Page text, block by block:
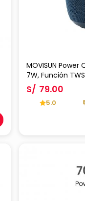
MOVISUN Power
7W, Función
mAh y Hasta 5
S/ 79.00
5.0